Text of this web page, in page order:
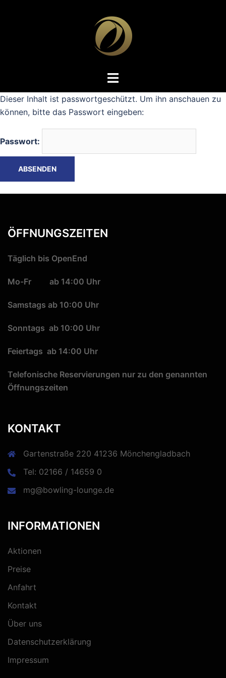
Dieser Inhalt ist passwortgeschützt. Um ihn anschauen zu
können, bitte das Passwort eingeben:
Passwort:
ÖFFNUNGSZEITEN
Täglich bis OpenEnd
Mo-Fr ab 14:00 Uhr
Samstags ab 10:00 Uhr
Sonntags ab 10:00 Uhr
Feiertags ab 14:00 Uhr
Telefonische Reservierungen nur zu den genannten
Öffnungszeiten
KONTAKT
Gartenstraße 220 41236 Mönchengladbach
Tel: 02166 / 14659 0
mg@bowling-lounge.de
INFORMATIONEN
Aktionen
Preise
Anfahrt
Kontakt
Über uns
Datenschutzerklärung
Impressum